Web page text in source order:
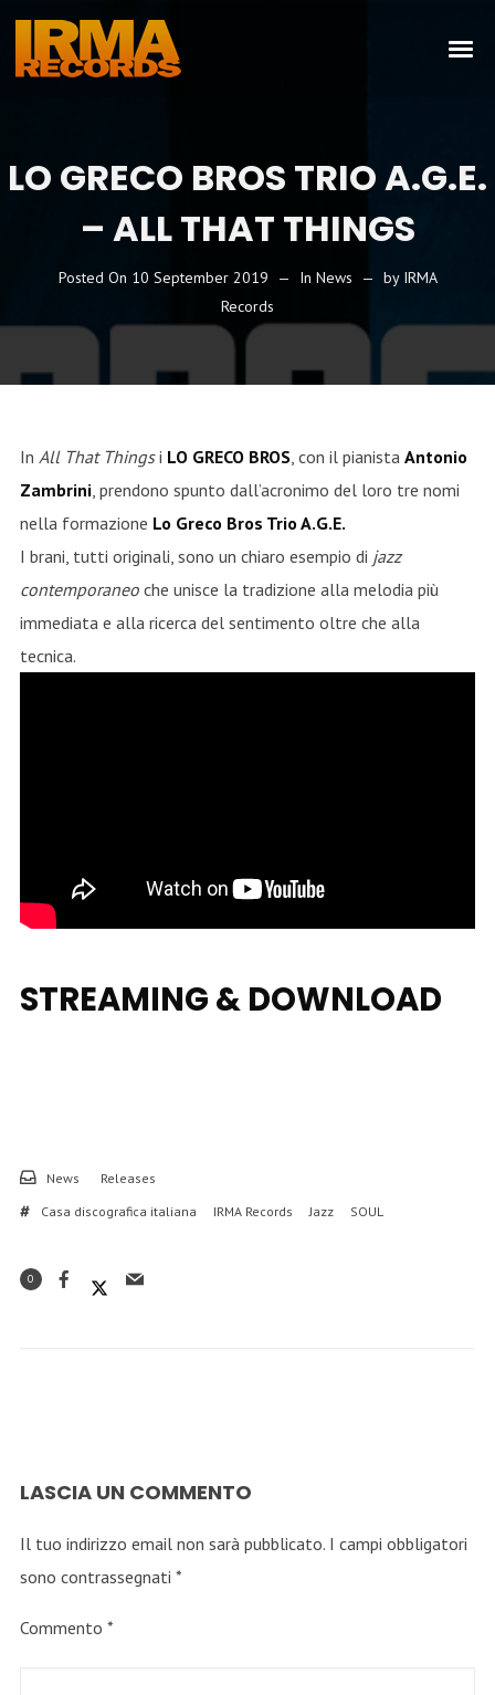
LO GRECO BROS TRIO A.G.E.
– ALL THAT THINGS
Posted On 10 September 2019 In News by IRMA
Records
In All That Thingsi LO GRECO BROS, con il pianista Antonio
Zambrini, prendono spunto dall’acronimo del loro tre nomi
nella formazione Lo Greco Bros Trio A.G.E.
I brani, tutti originali, sono un chiaro esempio di jazz
contemporaneoche unisce la tradizione alla melodia più
immediata e alla ricerca del sentimento oltre che alla
tecnica.
STREAMING & DOWNLOAD
News
Releases
Casa discografica italiana
IRMA Records Jazz SOUL
0
LASCIA UN COMMENTO
Il tuo indirizzo email non sarà pubblicato. I campi obbligatori
sono contrassegnati *
Commento *